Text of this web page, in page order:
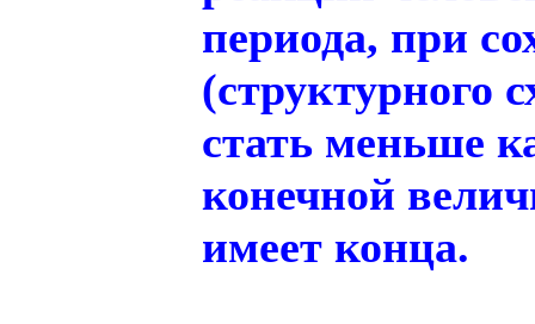
периода, при
(структурного
стать меньше
конечной
имеет конца.